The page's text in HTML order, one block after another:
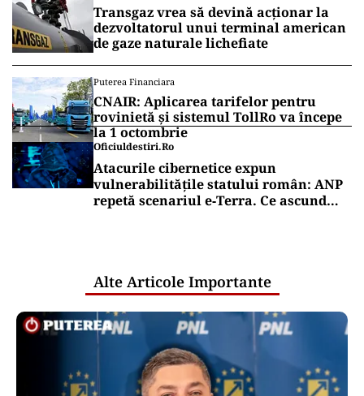
Transgaz vrea să devină acționar la
dezvoltatorul unui terminal american
de gaze naturale lichefiate
Puterea Financiara
CNAIR: Aplicarea tarifelor pentru
rovinietă și sistemul TollRo va începe
la 1 octombrie
Oficiuldestiri.ro
Atacurile cibernetice expun
vulnerabilitățile statului român: ANP
repetă scenariul e‑Terra. Ce ascund
Alte Articole Importante